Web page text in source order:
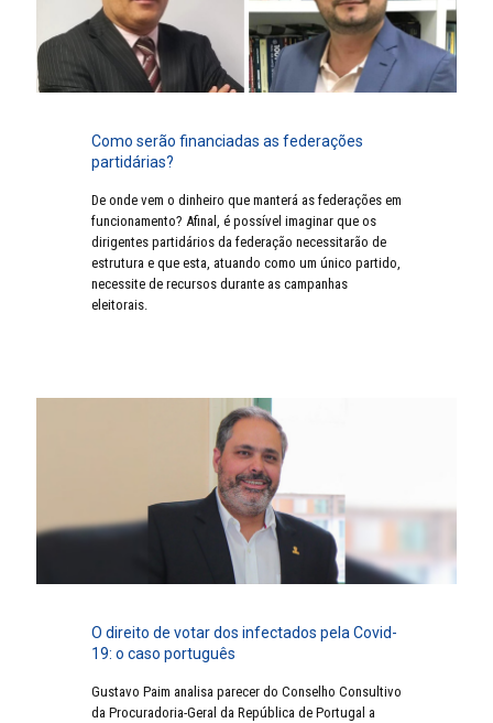
Como serão financiadas as federações
partidárias?
De onde vem o dinheiro que manterá as federações em
funcionamento? Afinal, é possível imaginar que os
dirigentes partidários da federação necessitarão de
estrutura e que esta, atuando como um único partido,
necessite de recursos durante as campanhas
eleitorais.
O direito de votar dos infectados pela Covid-
19: o caso português
Gustavo Paim analisa parecer do Conselho Consultivo
da Procuradoria-Geral da República de Portugal a